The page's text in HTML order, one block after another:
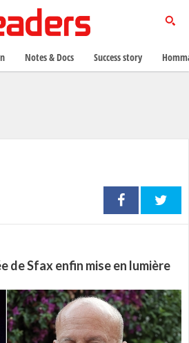
de Sfax enfin mise en lumière
Notes & Docs Success story